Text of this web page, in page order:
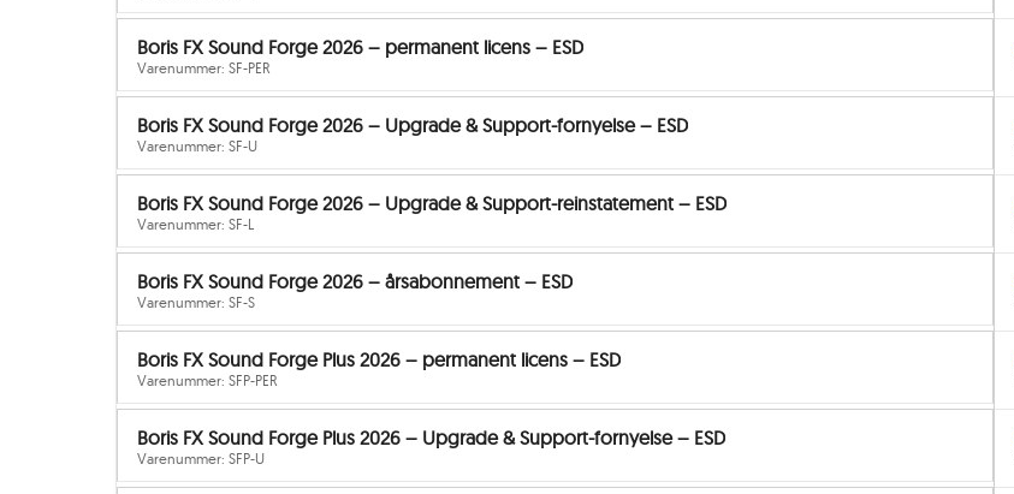
Boris FX Sound Forge 2026 – permanent licens – ESD
Varenummer: SF-PER
Boris FX Sound Forge 2026 – Upgrade & Support-fornyelse – ESD
Varenummer: SF-U
Boris FX Sound Forge 2026 – Upgrade & Support-reinstatement – ESD
Varenummer: SF-L
Boris FX Sound Forge 2026 – årsabonnement – ESD
Varenummer: SF-S
Boris FX Sound Forge Plus 2026 – permanent licens – ESD
Varenummer: SFP-PER
Boris FX Sound Forge Plus 2026 – Upgrade & Support-fornyelse – ESD
Varenummer: SFP-U